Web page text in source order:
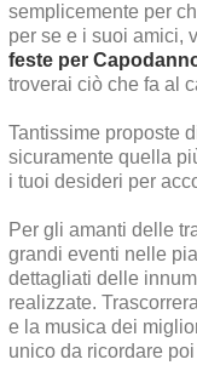
semplicemente per
per se e i suoi amici,
feste per
troverai ciò che fa al
Tantissime proposte
sicuramente quella
i tuoi desideri per
Per gli amanti delle
grandi eventi nelle
dettagliati delle
realizzate.
e la musica dei
unico da ricordare poi